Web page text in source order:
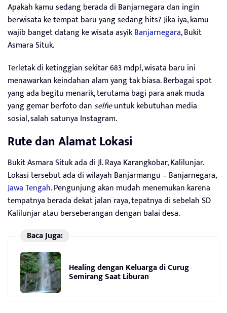
Apakah kamu sedang berada di Banjarnegara dan ingin
berwisata ke tempat baru yang sedang hits? Jika iya, kamu
wajib banget datang ke wisata asyikBanjarnegara, Bukit
Asmara Situk.
Terletak di ketinggian sekitar 683 mdpl, wisata baru ini
menawarkan keindahan alam yang tak biasa. Berbagai spot
yang ada begitu menarik, terutama bagi para anak muda
yang gemar berfoto danselfieuntuk kebutuhan media
sosial, salah satunya Instagram.
Rute dan Alamat Lokasi
Bukit Asmara Situk ada di Jl. Raya Karangkobar, Kalilunjar.
Lokasi tersebut ada di wilayah Banjarmangu – Banjarnegara,
Jawa Tengah.Pengunjung akan mudah menemukan karena
tempatnya berada dekat jalan raya, tepatnya di sebelah SD
Kalilunjar atau berseberangan dengan balai desa.
Baca Juga:
Healing dengan Keluarga di Curug
Semirang Saat Liburan